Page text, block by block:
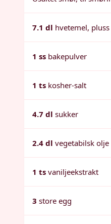
7.1 dl hvetemel,
1 ss bakepulver
1 ts kosher-salt
4.7 dl sukker
2.4 dl vegetabilsk olje
1 ts vaniljeekstrakt
3 store egg